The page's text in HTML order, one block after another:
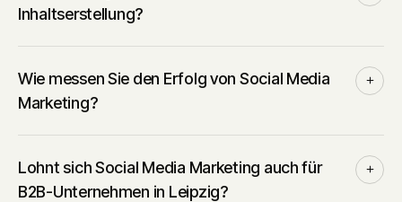
Inhaltserstellung?
Wie messen Sie den Erfolg von Social Media
Marketing?
Lohnt sich Social Media Marketing auch für
B2B-Unternehmen in Leipzig?